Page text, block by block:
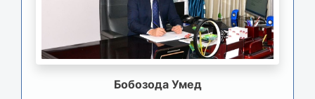
Бобозода Умед